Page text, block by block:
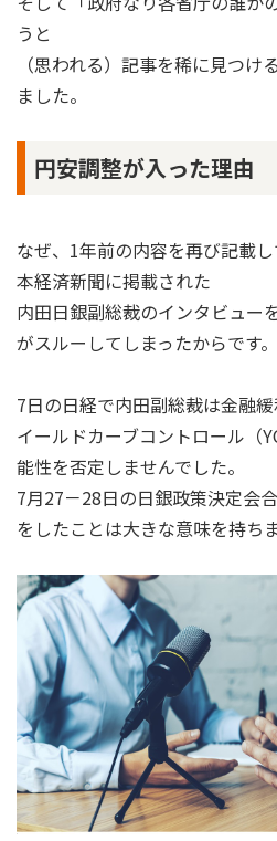
うと
（思われる）記事を稀に見つけ
ました。
円安調整が入った理由
なぜ、1年前の内容を再び記載
本経済新聞に掲載された
内田日銀副総裁のインタビュー
がスルーしてしまったからです。
7日の日経で内田副総裁は金融
イールドカーブコントロール（
能性を否定しませんでした。
7月27－28日の日銀政策決定会
をしたことは大きな意味を持ちま